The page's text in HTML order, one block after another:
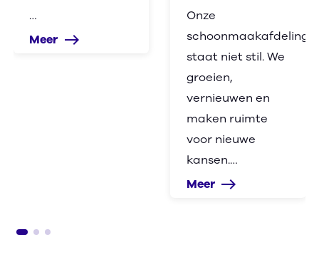
…
Meer east
Onze
schoonmaakafdeling
staat niet stil. We
groeien,
vernieuwen en
maken ruimte
voor nieuwe
kansen.…
Meer east